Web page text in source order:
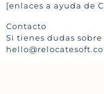
[enlaces a ayuda de
Contacto
Si tienes dudas